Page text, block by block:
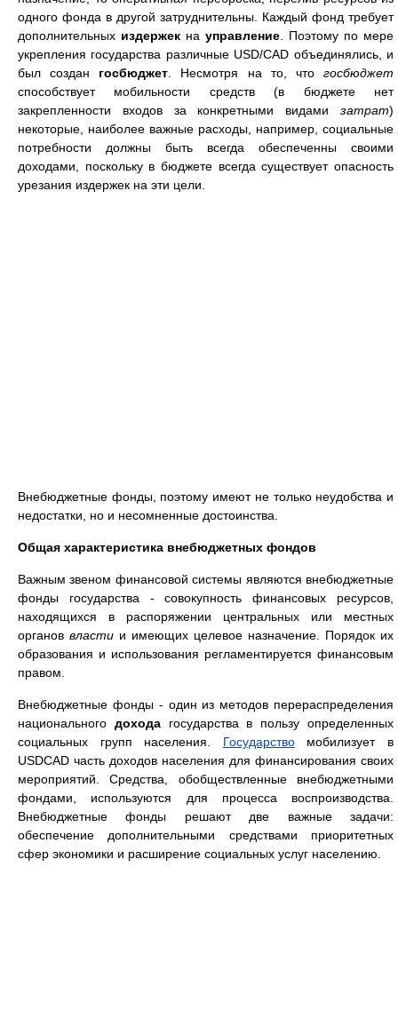
одного фонда в другой затруднительны. Каждый фонд требует
дополнительных издержек на управление. Поэтому по мере
укрепления государства различные USD/CAD объединялись, и
был создан госбюджет. Несмотря на то, чтогосбюджет
способствует мобильности средств (в бюджете нет
закрепленности входов за конкретными видами затрат)
некоторые, наиболее важные расходы, например, социальные
потребности должны быть всегда обеспеченны своими
доходами, поскольку в бюджете всегда существует опасность
урезания издержек на эти цели.
Внебюджетные фонды, поэтому имеют не только неудобства и
недостатки, но и несомненные достоинства.
Общая характеристика внебюджетных фондов
Важным звеном финансовой системы являются внебюджетные
фонды государства - совокупность финансовых ресурсов,
находящихся в распоряжении центральных или местных
органов власти и имеющих целевое назначение. Порядок их
образования и использования регламентируется финансовым
правом.
Внебюджетные фонды - один из методов перераспределения
национального доходагосударства в пользу определенных
социальных групп населения. Государствомобилизует в
USDCAD часть доходов населения для финансирования своих
мероприятий. Средства, обобществленные внебюджетными
фондами, используются для процесса воспроизводства.
Внебюджетные фонды решают две важные задачи:
обеспечение дополнительными средствами приоритетных
сфер экономики и расширение социальных услуг населению.